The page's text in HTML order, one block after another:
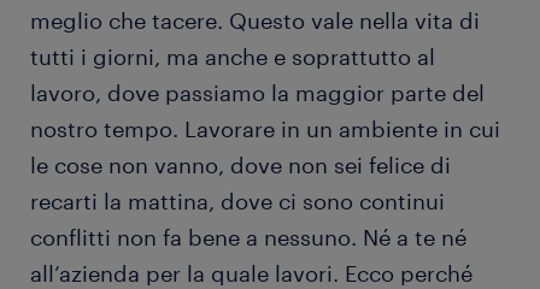
meglio che tacere. Questo vale nella vita di
tutti i giorni, ma anche e soprattutto al
lavoro, dove passiamo la maggior parte del
nostro tempo. Lavorare in un ambiente in cui
le cose non vanno, dove non sei felice di
recarti la mattina, dove ci sono continui
conflitti non fa bene a nessuno. Né a te né
all’azienda per la quale lavori. Ecco perché